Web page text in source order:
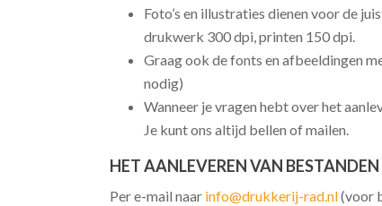
Foto’s en illustraties dienen voor de
drukwerk 300 dpi, printen 150 dpi.
Graag ook de fonts en afbeeldingen
nodig)
Wanneer je vragen hebt over het
Je kunt ons altijd bellen of mailen.
HET AANLEVEREN VAN
Per e-mail naar info@drukkerij-rad.nl(voor